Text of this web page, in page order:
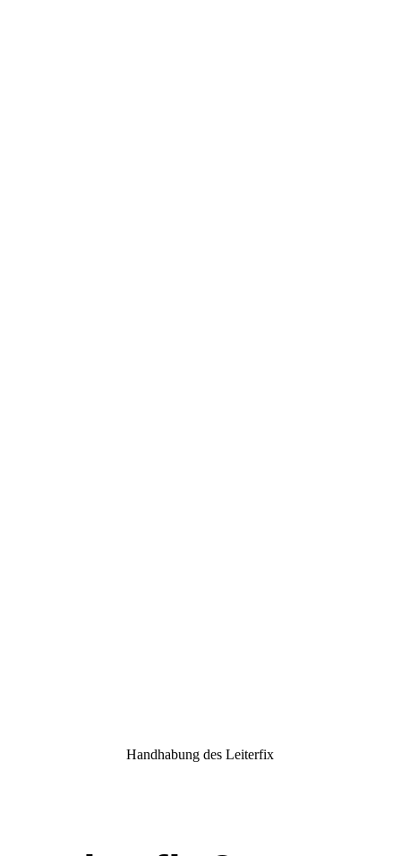
Handhabung des Leiterfix